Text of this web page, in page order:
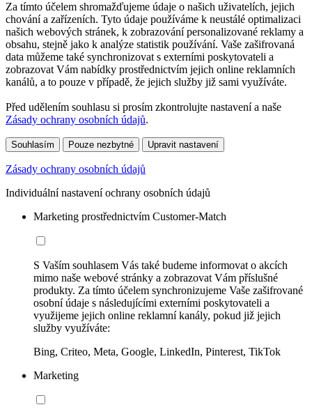
Za tímto účelem shromažďujeme údaje o našich uživatelích, jejich
chování a zařízeních. Tyto údaje používáme k neustálé optimalizaci
našich webových stránek, k zobrazování personalizované reklamy a
obsahu, stejně jako k analýze statistik používání. Vaše zašifrovaná
data můžeme také synchronizovat s externími poskytovateli a
zobrazovat Vám nabídky prostřednictvím jejich online reklamních
kanálů, a to pouze v případě, že jejich služby již sami využíváte.
Před udělením souhlasu si prosím zkontrolujte nastavení a naše
Zásady ochrany osobních údajů.
Souhlasím Pouze nezbytné Upravit nastavení
Zásady ochrany osobních údajů
Individuální nastavení ochrany osobních údajů
Marketing prostřednictvím Customer-Match
S Vaším souhlasem Vás také budeme informovat o akcích
mimo naše webové stránky a zobrazovat Vám příslušné
produkty. Za tímto účelem synchronizujeme Vaše zašifrované
osobní údaje s následujícími externími poskytovateli a
využijeme jejich online reklamní kanály, pokud již jejich
služby využíváte:
Bing, Criteo, Meta, Google, LinkedIn, Pinterest, TikTok
Marketing